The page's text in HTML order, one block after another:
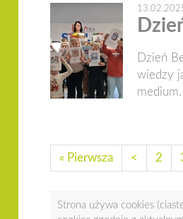
Dzień
wiedzy
medium.
« Pierwsza < 2
Strona używa cookies